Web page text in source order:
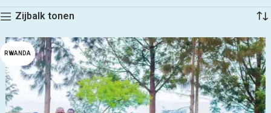
Zijbalk tonen
RWANDA